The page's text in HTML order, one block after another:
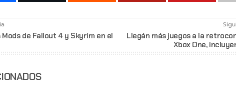
de Fallout 4 y Skyrim en el
Llegán más juegos a la
Xbox One,